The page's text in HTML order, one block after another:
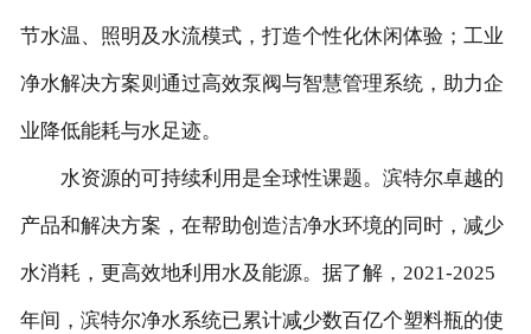
节水温、照明及水流模式，打造个性化休闲体验；工业
净水解决方案则通过高效泵阀与智慧管理系统，助力企
业降低能耗与水足迹。
水资源的可持续利用是全球性课题。滨特尔卓越的
产品和解决方案，在帮助创造洁净水环境的同时，减少
水消耗，更高效地利用水及能源。据了解，2021-2025
年间，滨特尔净水系统已累计减少数百亿个塑料瓶的使